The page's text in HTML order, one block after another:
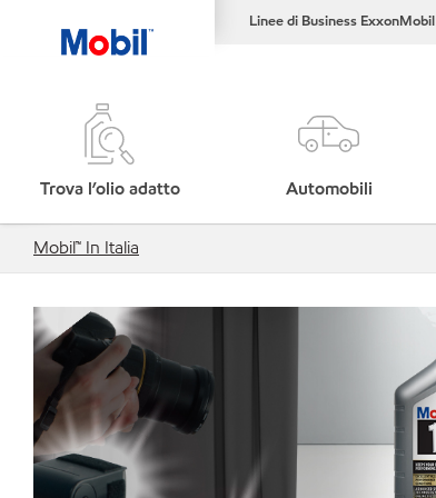
Linee di Business ExxonMobil
Trova l’olio adatto Automobili
Mobil™ In Italia